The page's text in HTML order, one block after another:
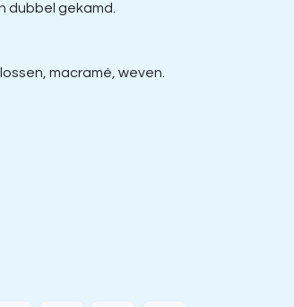
dubbel gekamd.
macramé, weven.